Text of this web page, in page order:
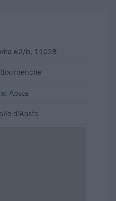
62/b, 11028
Aosta
d'Aosta